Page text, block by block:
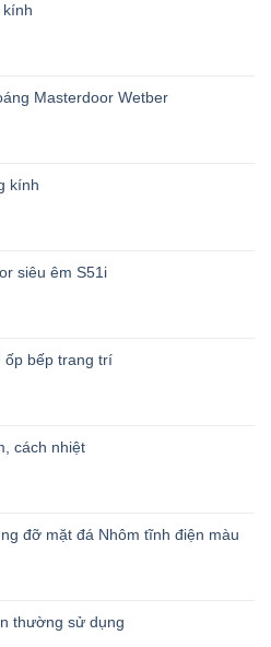
Masterdoor Wetber
kính
siêu êm S51i
ốp bếp trang trí
cách nhiệt
đỡ mặt đá Nhôm tĩnh điện màu
thường sử dụng